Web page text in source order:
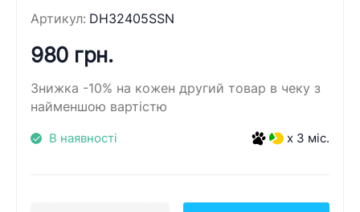
Артикул: DH32405SSN
980 грн.
Знижка -10% на кожен другий товар в чеку з
найменшою вартістю
В наявності x 3 міс.